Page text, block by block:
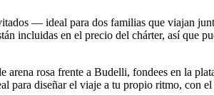
— ideal para dos familias que viajan
incluidas en el precio del chárter, así que
rosa frente a Budelli, fondees en la
diseñar el viaje a tu propio ritmo, con